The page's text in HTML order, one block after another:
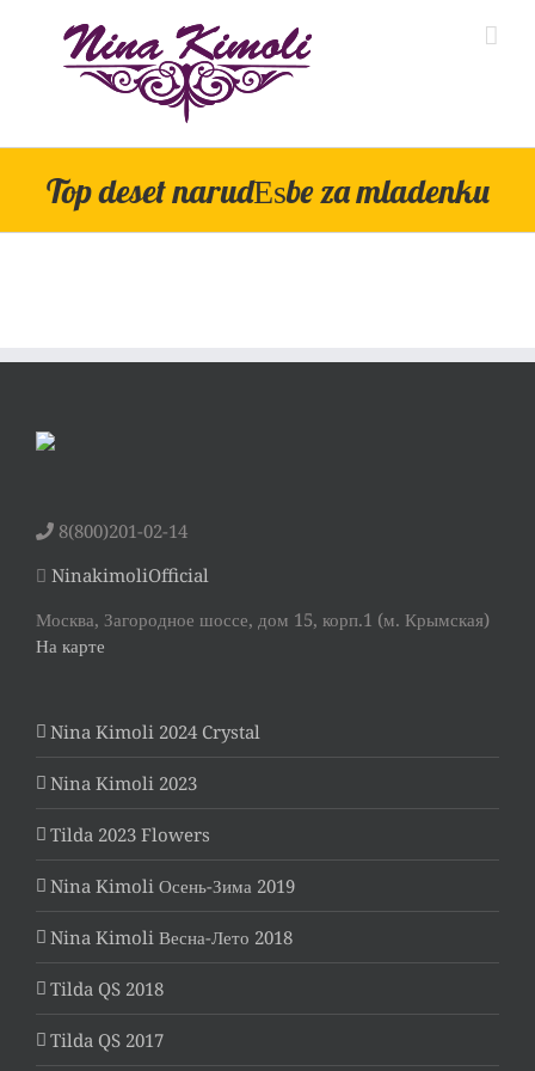
Top deset narudЕѕbe za mladenku
8(800)201-02-14
NinakimoliOfficial
Москва, Загородное шоссе, дом 15, корп.1 (м. Крымская)
На карте
Nina Kimoli 2024 Crystal
Nina Kimoli 2023
Tilda 2023 Flowers
Nina Kimoli Осень-Зима 2019
Nina Kimoli Весна-Лето 2018
Tilda QS 2018
Tilda QS 2017